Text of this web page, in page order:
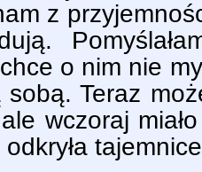
z
o nim nie
Teraz
wczoraj